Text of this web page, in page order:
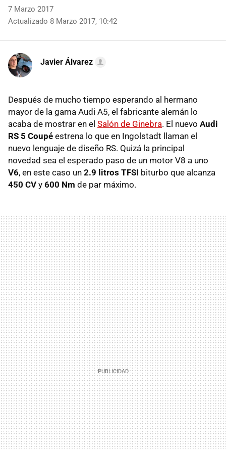
7 Marzo 2017
Actualizado 8 Marzo 2017, 10:42
Javier Álvarez
Después de mucho tiempo esperando al hermano
mayor de la gama Audi A5, el fabricante alemán lo
acaba de mostrar en el Salón de Ginebra. El nuevo Audi
RS 5 Coupé estrena lo que en Ingolstadt llaman el
nuevo lenguaje de diseño RS. Quizá la principal
novedad sea el esperado paso de un motor V8 a uno
V6, en este caso un 2.9 litros TFSI biturbo que alcanza
450 CV y 600 Nm de par máximo.